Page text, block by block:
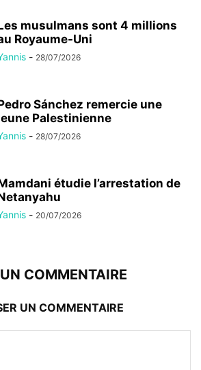
musulmans sont 4 millions
Royaume-Uni
- 28/07/2026
Sánchez remercie une
Palestinienne
- 28/07/2026
étudie l’arrestation de
- 20/07/2026
COMMENTAIRE
UN COMMENTAIRE